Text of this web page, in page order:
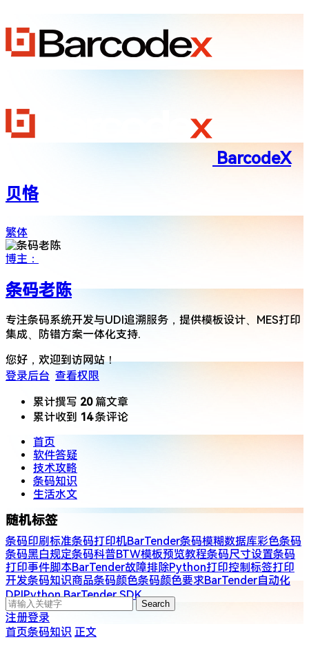
BarcodeX
贝恪
繁体
博主：
条码老陈
专注条码系统开发与UDI追溯服务，提供​​模板设计、MES打印
集成、防错方案​​一体化支持.
您好，欢迎到访网站！
登录后台 查看权限
累计撰写 20篇文章
累计收到 14条评论
首页
软件答疑
技术攻略
条码知识
生活水文
随机标签
条码印刷标准​条码打印机BarTender条码模糊​​数据库​​彩色条码
条码黑白规定条码科普BTW模板预览教程条码尺寸设置条码
打印事件脚本BarTender故障排除Python打印控制标签打印
开发条码知识​商品条码颜色​​条码颜色要求​​BarTender自动化
DPI​​Python BarTender SDK
Search
注册登录
首页条码知识 正文